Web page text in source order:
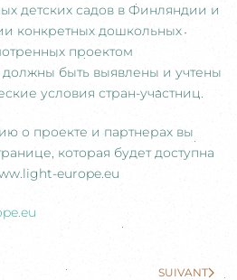
детских садов в Финляндии и
конкретных дошкольных
проектом
быть выявлены и учтены
условия стран-участниц.
о проекте и партнерах вы
которая будет доступна
europe.eu
SUIVANT